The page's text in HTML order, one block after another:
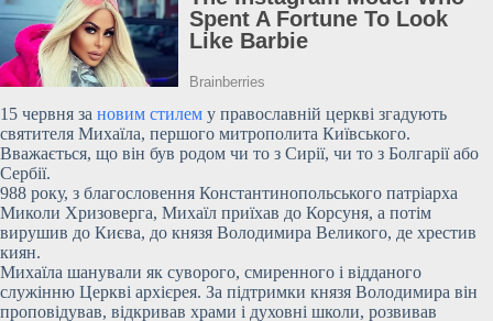
15 червня за новим стилем у православній церкві згадують
святителя Михаїла, першого митрополита Київського.
Вважається, що він був родом чи то з Сирії, чи то з Болгарії або
Сербії.
988 року, з благословення Константинопольського патріарха
Миколи Хризоверга, Михаїл приїхав до Корсуня, а потім
вирушив до Києва, до князя Володимира Великого, де хрестив
киян.
Михаїла шанували як суворого, смиренного і відданого
служінню Церкві архієрея. За підтримки князя Володимира він
проповідував, відкривав храми і духовні школи, розвивав